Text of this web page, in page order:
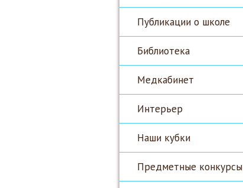
Публикации о школе
Библиотека
Медкабинет
Интерьер
Наши кубки
Предметные конкурсы